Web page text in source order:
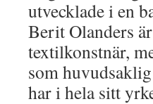
utvecklade i en
Berit Olanders
textilkonstnär,
som
har i hela sitt